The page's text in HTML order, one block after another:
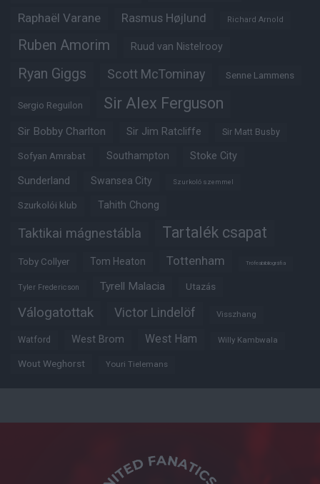
Raphaël Varane Rasmus Højlund Richard Arnold
Ruben Amorim Ruud van Nistelrooy
Ryan Giggs Scott McTominay Senne Lammens
Sergio Reguilon Sir Alex Ferguson
Sir Bobby Charlton Sir Jim Ratcliffe Sir Matt Busby
Sofyan Amrabat Southampton Stoke City
Sunderland Swansea City Szurkoló szemmel
Szurkolói klub Tahith Chong
Taktikai mágnestábla Tartalék csapat
Toby Collyer Tom Heaton Tottenham Trófeabibliográfia
Tyler Fredericson Tyrell Malacia Utazás
Válogatottak Victor Lindelöf Visszhang
Watford West Brom West Ham Willy Kambwala
Wout Weghorst Youri Tielemans